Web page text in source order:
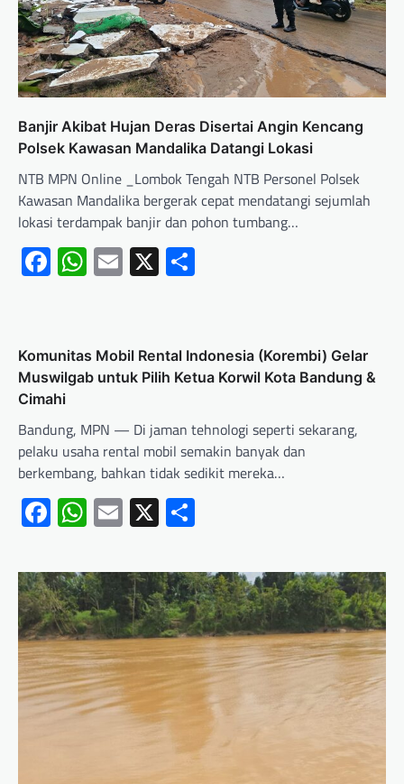
‎Banjir Akibat Hujan Deras Disertai Angin Kencang
‎Polsek Kawasan Mandalika Datangi Lokasi
‎NTB MPN Online _Lombok Tengah NTB Personel Polsek
Kawasan Mandalika bergerak cepat mendatangi sejumlah
lokasi terdampak banjir dan pohon tumbang…
Facebook
WhatsApp
Email
X
Komunitas Mobil Rental Indonesia (Korembi) Gelar
Muswilgab untuk Pilih Ketua Korwil Kota Bandung &
Cimahi
Bandung, MPN — Di jaman tehnologi seperti sekarang,
pelaku usaha rental mobil semakin banyak dan
berkembang, bahkan tidak sedikit mereka…
Facebook
WhatsApp
Email
X